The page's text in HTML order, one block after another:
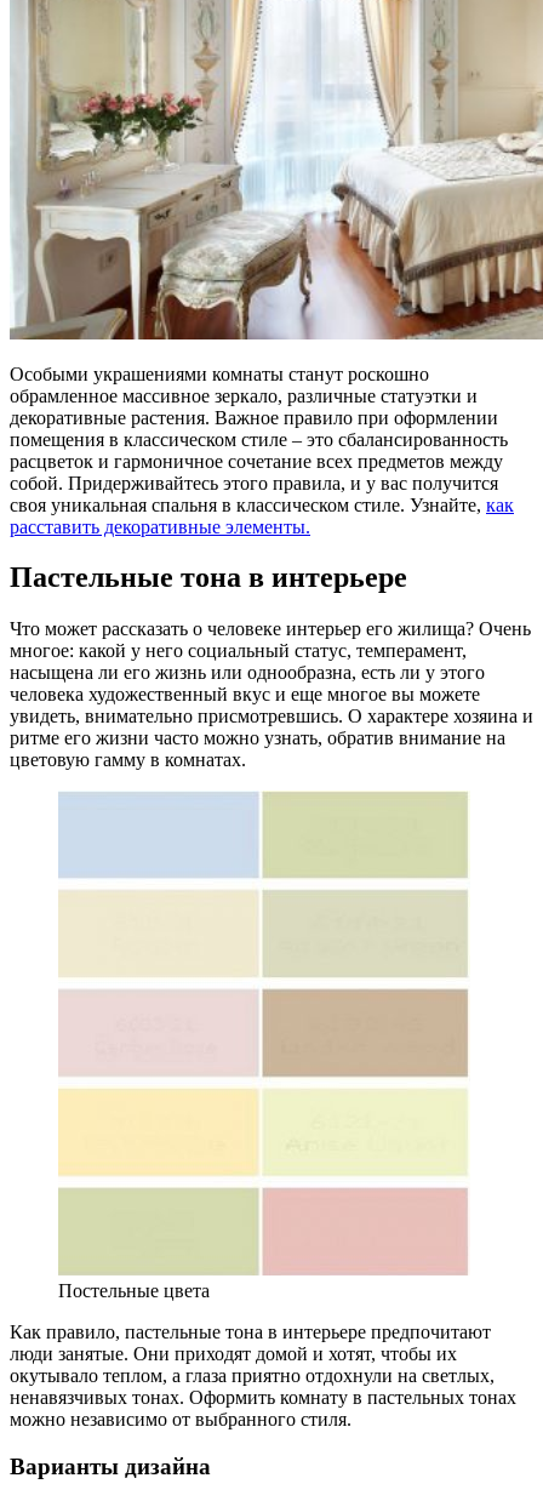
Особыми украшениями комнаты станут роскошно
обрамленное массивное зеркало, различные статуэтки и
декоративные растения. Важное правило при оформлении
помещения в классическом стиле – это сбалансированность
расцветок и гармоничное сочетание всех предметов между
собой. Придерживайтесь этого правила, и у вас получится
своя уникальная спальня в классическом стиле. Узнайте, как
расставить декоративные элементы.
Пастельные тона в интерьере
Что может рассказать о человеке интерьер его жилища? Очень
многое: какой у него социальный статус, темперамент,
насыщена ли его жизнь или однообразна, есть ли у этого
человека художественный вкус и еще многое вы можете
увидеть, внимательно присмотревшись. О характере хозяина и
ритме его жизни часто можно узнать, обратив внимание на
цветовую гамму в комнатах.
Постельные цвета
Как правило, пастельные тона в интерьере предпочитают
люди занятые. Они приходят домой и хотят, чтобы их
окутывало теплом, а глаза приятно отдохнули на светлых,
ненавязчивых тонах. Оформить комнату в пастельных тонах
можно независимо от выбранного стиля.
Варианты дизайна